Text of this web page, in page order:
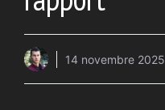
14 novembre 2025